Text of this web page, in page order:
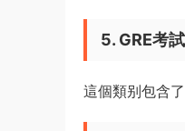
5. GRE考試
這個類别包含